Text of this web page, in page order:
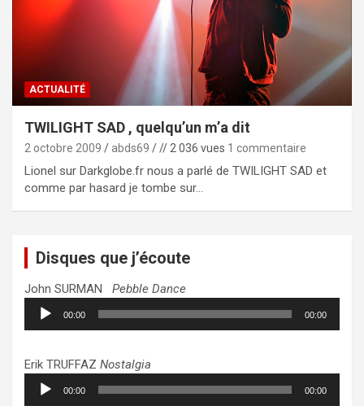
ACTUALITÉ
TWILIGHT SAD , quelqu’un m’a dit
2 octobre 2009 abds69 // 2 036 vues 1 commentaire
Lionel sur Darkglobe.fr nous a parlé de TWILIGHT SAD et
comme par hasard je tombe sur…
Disques que j’écoute
John SURMAN Pebble Dance
Lecteur
audio
00:00 00:00
Erik TRUFFAZ Nostalgia
Lecteur
audio
00:00 00:00